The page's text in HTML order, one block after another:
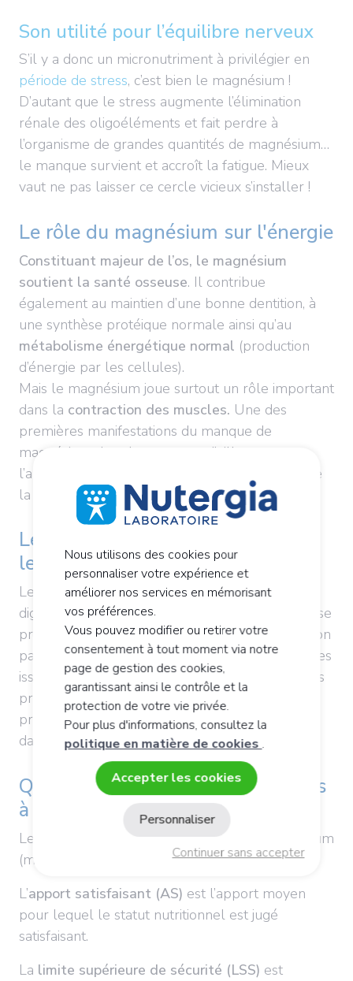
Son utilité pour l’équilibre nerveux
S’il y a donc un micronutriment à privilégier en
période de stress, c’est bien le magnésium !
D’autant que le stress augmente l’élimination
rénale des oligoéléments et fait perdre à
l’organisme de grandes quantités de magnésium…
le manque survient et accroît la fatigue. Mieux
vaut ne pas laisser ce cercle vicieux s’installer !
Le rôle du magnésium sur l'énergie
Constituant majeur de l’os, le magnésium
soutient la santé osseuse. Il contribue
également au maintien d’une bonne dentition, à
une synthèse protéique normale ainsi qu’au
métabolisme énergétique normal (production
d’énergie par les cellules).
Mais le magnésium joue surtout un rôle important
dans la contraction des muscles. Une des
premières manifestations du manque de
magnésium dans le corps est d’ailleurs
l’apparition de raideurs ou de tressautements de
la paupière.
Les propriétés du magnésium sur
les micronutriments
Le magnésium n'agit pas directement sur la
digestion mais contribue avec le zinc à la synthèse
protéique. La synthèse protéique est l'assimilation
par l'organisme des acides aminés, petites briques
issues de la transformation des macronutriments
protidiques. La synthèse protéique est l'un des
processus biologiques essentiels qui se déroule
dans les tissus musculaires et les organes.
Quels sont les apports quotidiens
à respecter ?
Les références nutritionnelles pour le magnésium
(mg/j) dépendent de l'âge et du sexe2.
L’apport satisfaisant (AS) est l’apport moyen
pour lequel le statut nutritionnel est jugé
satisfaisant.
La limite supérieure de sécurité (LSS) est
Nous utilisons des cookies pour
personnaliser votre expérience et
améliorer nos services en mémorisant
vos préférences.
Vous pouvez modifier ou retirer votre
consentement à tout moment via notre
page de gestion des cookies,
garantissant ainsi le contrôle et la
protection de votre vie privée.
Pour plus d'informations, consultez la
politique en matière de cookies .
Accepter les cookies
Continuer sans accepter
Personnaliser